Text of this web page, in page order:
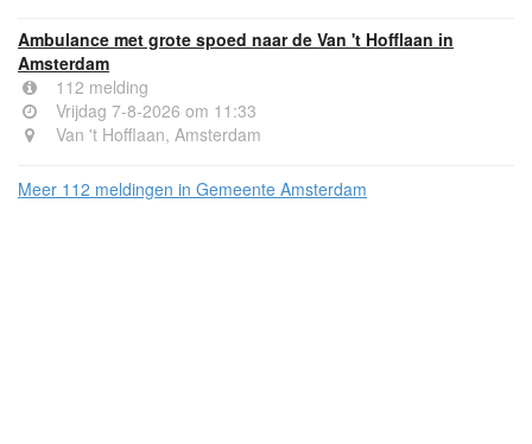
Ambulance met grote spoed naar de Van 't Hofflaan in
Amsterdam
112 melding
Vrijdag 7-8-2026 om 11:33
Van 't Hofflaan, Amsterdam
Meer 112 meldingen in Gemeente Amsterdam